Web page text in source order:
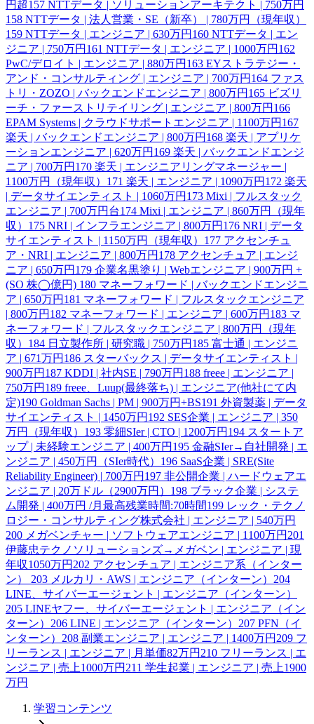
円超157 NTTデータ | ソリューションアーキテクト | 750万円
158 NTTデータ | 法人営業・SE（新卒） | 780万円（現年収）
159 NTTデータ | エンジニア | 630万円 160 NTTデータ | エン
ジニア | 750万円 161 NTTデータ | エンジニア | 1000万円 162
PwC/デロイト | エンジニア | 880万円 163 EYストラテジー・
アンド・コンサルティング | エンジニア | 700万円 164 ファス
トリ・ZOZO | バックエンドエンジニア | 800万円 165 ビズリ
ーチ・ファーストリテイリング | エンジニア | 800万円 166
EPAM Systems | クラウドサポートエンジニア | 1100万円 167
楽天 | バックエンドエンジニア | 800万円 168 楽天 | アプリケ
ーションエンジニア | 620万円 169 楽天 | バックエンドエンジ
ニア | 700万円 170 楽天 | エンジニアリングマネージャー |
1100万円（現年収） 171 楽天 | エンジニア | 1090万円 172 楽天
| データサイエンティスト | 1060万円 173 Mixi | フルスタック
エンジニア | 700万円台174 Mixi | エンジニア | 860万円（現年
収） 175 NRI | インフラエンジニア | 800万円 176 NRI | データ
サイエンティスト | 1150万円（現年収） 177 アクセンチュ
ア・NRI | エンジニア | 800万円 178 アクセンチュア | エンジ
ニア | 650万円 179 企業名黒塗り | Webエンジニア | 900万円 +
(SO 株◯億円) 180 マネーフォワード | バックエンドエンジニ
ア | 650万円 181 マネーフォワード | フルスタックエンジニア
| 800万円 182 マネーフォワード | エンジニア | 600万円 183 マ
ネーフォワード | フルスタックエンジニア | 800万円（現年
収） 184 日立製作所 | 研究職 | 750万円 185 富士通 | エンジニ
ア | 671万円 186 スターバックス | データサイエンティスト |
900万円 187 KDDI | 社内SE | 790万円 188 freee | エンジニア |
750万円 189 freee、Luup(最終落ち) | エンジニア(他社にて内
定)190 Goldman Sachs | PM | 900万円+BS191 外資製薬 | データ
サイエンティスト | 1450万円 192 SES企業 | エンジニア | 350
万円（現年収） 193 零細SIer | CTO | 1200万円 194 スタートア
ップ | 未経験エンジニア | 400万円 195 金融SIer→自社開発 | エ
ンジニア | 450万円（SIer時代） 196 SaaS企業 | SRE(Site
Reliability Engineer) | 700万円 197 非公開企業 | ハードウェアエ
ンジニア | 20万ドル（2900万円） 198 ブラック企業 | システ
ム開発 | 400万円 /月最高残業時間:70時間199 レック・テクノ
ロジー・コンサルティング株式会社 | エンジニア | 540万円
200 メガベンチャー | ソフトウェアエンジニア | 1100万円 201
伊藤忠テクノソリューションズ→メガベン | エンジニア | 現
年収1050万円 202 アクセンチュア | エンジニア系（インター
ン） 203 メルカリ・AWS | エンジニア（インターン） 204
LINE、サイバーエージェント | エンジニア（インターン）
205 LINEヤフー、サイバーエージェント | エンジニア（イン
ターン） 206 LINE | エンジニア（インターン） 207 PFN（イ
ンターン） 208 副業エンジニア | エンジニア | 1400万円 209 フ
リーランス | エンジニア | 月単価82万円 210 フリーランス | エ
ンジニア | 売上1000万円 211 学生起業 | エンジニア | 売上1900
万円
学習コンテンツ